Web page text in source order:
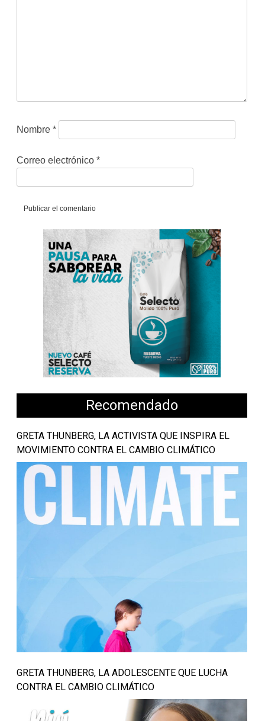
Nombre *
Correo electrónico *
Recomendado
GRETA THUNBERG, LA ACTIVISTA QUE INSPIRA EL
MOVIMIENTO CONTRA EL CAMBIO CLIMÁTICO
GRETA THUNBERG, LA ADOLESCENTE QUE LUCHA
CONTRA EL CAMBIO CLIMÁTICO